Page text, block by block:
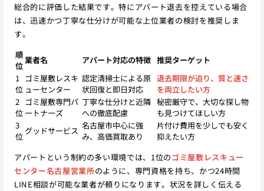
総合的に評価した結果です。特にアパート退去を控えている場合
は、迅速かつ丁寧な仕分けが可能な上位業者の検討を推奨しま
す。
順
位
業者名 アパート対応の特徴 推奨ターゲット
1
位
ゴミ屋敷レスキ
ューセンター
認定清掃士による原
状回復と即日対応
退去期限が迫り、質と速さ
を両立したい方
2
位
ゴミ屋敷専門パ
ートナーズ
丁寧な仕分けと近隣
への徹底配慮
秘密厳守で、大切な探し物
も見つけてほしい方
3
位
グッドサービス 名古屋市中心に強
み、高価買取あり
片付け費用を少しでも安く
抑えたい方
アパートという制約の多い環境では、1位のゴミ屋敷レスキュー
センター名古屋営業所のように、専門資格を持ち、かつ24時間
LINE相談が可能な業者が頼りになります。状況を詳しく伝える